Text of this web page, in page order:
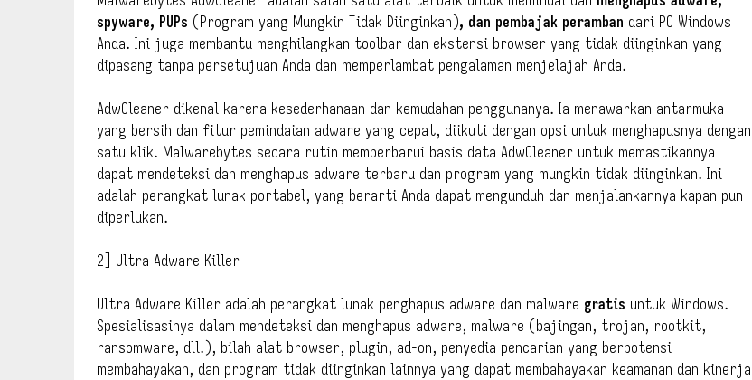
spyware, PUPs (Program yang Mungkin Tidak Diinginkan), dan pembajak peramban dari PC Windows
Anda. Ini juga membantu menghilangkan toolbar dan ekstensi browser yang tidak diinginkan yang
dipasang tanpa persetujuan Anda dan memperlambat pengalaman menjelajah Anda.
AdwCleaner dikenal karena kesederhanaan dan kemudahan penggunanya. Ia menawarkan antarmuka
yang bersih dan fitur pemindaian adware yang cepat, diikuti dengan opsi untuk menghapusnya dengan
satu klik. Malwarebytes secara rutin memperbarui basis data AdwCleaner untuk memastikannya
dapat mendeteksi dan menghapus adware terbaru dan program yang mungkin tidak diinginkan. Ini
adalah perangkat lunak portabel, yang berarti Anda dapat mengunduh dan menjalankannya kapan pun
diperlukan.
2] Ultra Adware Killer
Ultra Adware Killer adalah perangkat lunak penghapus adware dan malware gratis untuk Windows.
Spesialisasinya dalam mendeteksi dan menghapus adware, malware (bajingan, trojan, rootkit,
ransomware, dll.), bilah alat browser, plugin, ad-on, penyedia pencarian yang berpotensi
membahayakan, dan program tidak diinginkan lainnya yang dapat membahayakan keamanan dan kinerja